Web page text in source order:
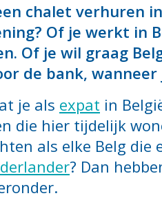
chalet verhuren
Of je werkt in
Of je wil graag
de bank,
je als expat in
die hier tijdelijk
als elke Belg die
? Dan